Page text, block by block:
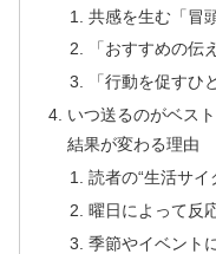
共感を生む「冒
「おすすめの伝
「行動を促すひ
いつ送るのがベス
結果が変わる理由
読者の“生活サ
曜日によって反
季節やイベント